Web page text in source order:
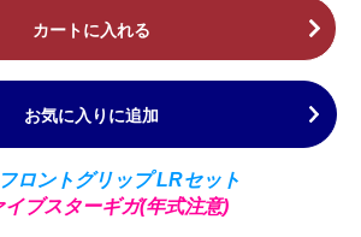
カートに入れる
お気に入りに追加
ロントグリップ LRセット
ブスターギガ(年式注意)